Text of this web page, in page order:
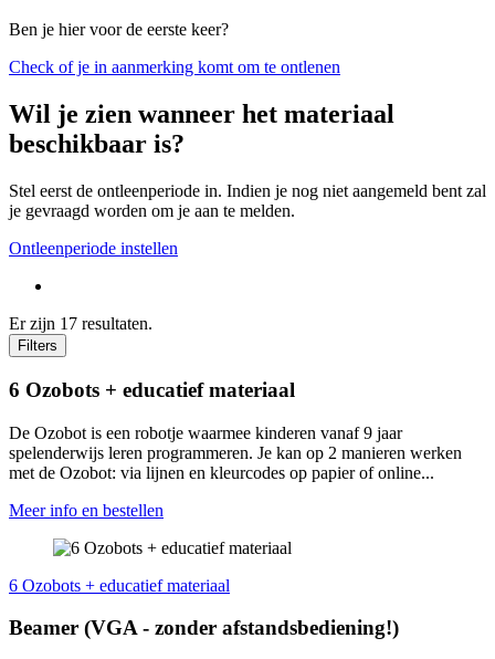
Ben je hier voor de eerste keer?
Check of je in aanmerking komt om te ontlenen
Wil je zien wanneer het materiaal
beschikbaar is?
Stel eerst de ontleenperiode in. Indien je nog niet aangemeld bent zal
je gevraagd worden om je aan te melden.
Ontleenperiode instellen
Er zijn 17 resultaten.
Filters
6 Ozobots + educatief materiaal
De Ozobot is een robotje waarmee kinderen vanaf 9 jaar
spelenderwijs leren programmeren. Je kan op 2 manieren werken
met de Ozobot: via lijnen en kleurcodes op papier of online...
Meer info en bestellen
6 Ozobots + educatief materiaal
Beamer (VGA - zonder afstands­be­die­ning!)